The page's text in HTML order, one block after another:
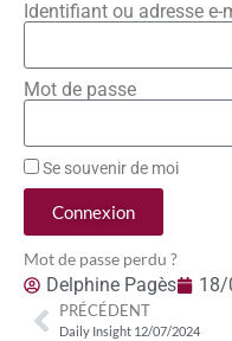
Identifiant ou adresse e-
Mot de passe
Se souvenir de moi
Connexion
Mot de passe perdu ?
Delphine Pagès
PRÉCÉDENT
Daily Insight 12/07/2024